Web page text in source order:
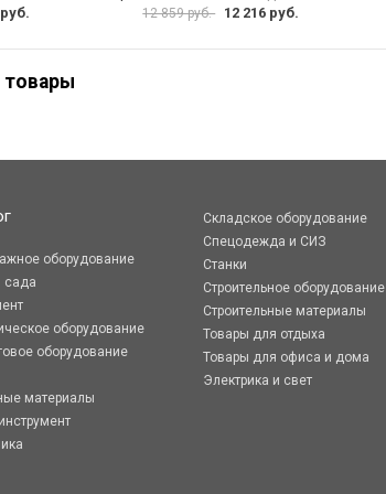
12 859 руб. 12 216 руб.
оборудование
сада
оборудование
оборудование
материалы
Складское оборудование
Спецодежда и СИЗ
Станки
Строительное оборудование
Строительные материалы
Товары для отдыха
Товары для офиса и дома
Электрика и свет